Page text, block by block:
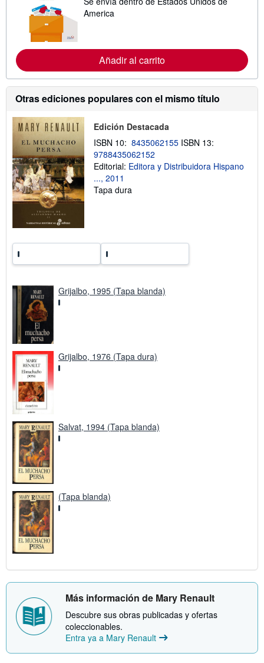
á
a
c
ó
r
l
a
s
e
America
Añadir al carrito
Otras ediciones populares con el mismo título
Edición Destacada
ISBN 10: 8435062155 ISBN 13:
9788435062152
Editorial: Editora y Distribuidora Hispano
..., 2011
Tapa dura
Grijalbo, 1995 (Tapa blanda)
Grijalbo, 1976 (Tapa dura)
Salvat, 1994 (Tapa blanda)
(Tapa blanda)
Más información de Mary Renault
Descubre sus obras publicadas y ofertas
coleccionables.
Entra ya a Mary Renault